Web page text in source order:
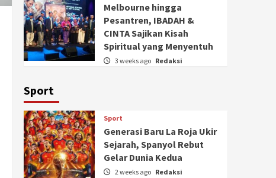
Melbourne hingga
Pesantren, IBADAH &
CINTA Sajikan Kisah
Spiritual yang Menyentuh
3 weeks ago Redaksi
Sport
Sport
Generasi Baru La Roja Ukir
Sejarah, Spanyol Rebut
Gelar Dunia Kedua
2 weeks ago Redaksi